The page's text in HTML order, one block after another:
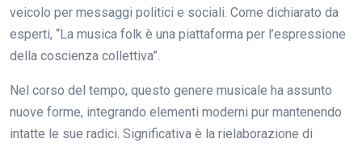
veicolo per messaggi politici e sociali. Come dichiarato da
esperti, “La musica folk è una piattaforma per l’espressione
della coscienza collettiva”.
Nel corso del tempo, questo genere musicale ha assunto
nuove forme, integrando elementi moderni pur mantenendo
intatte le sue radici. Significativa è la rielaborazione di